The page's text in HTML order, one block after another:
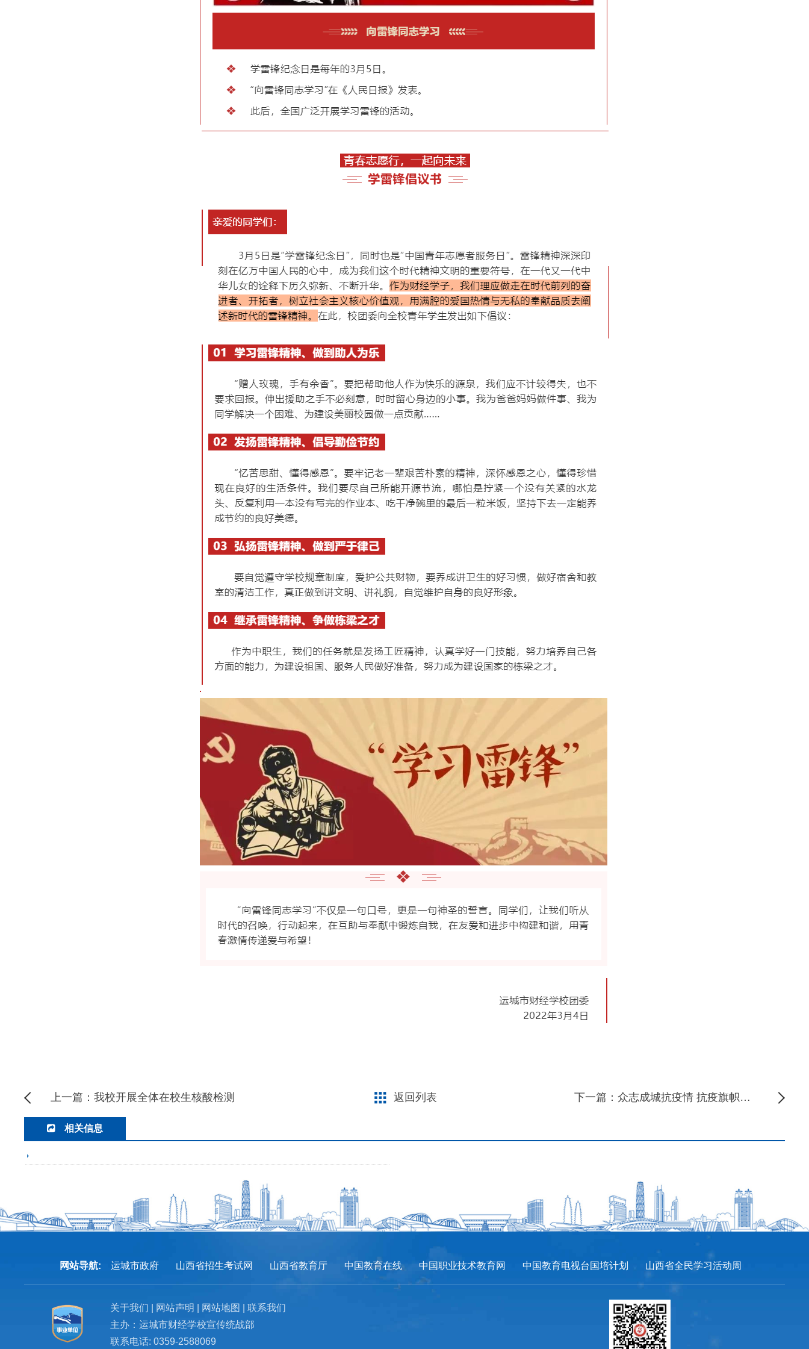
上一篇：我校开展全体在校生核酸检测 下一篇：众志成城抗疫情 抗疫旗帜显担当——我校组织党员志愿者参加社区
返回列表
相关信息
网站导航: 运城市政府 山西省招生考试网 山西省教育厅 中国教育在线 中国职业技术教育网 中国教育电视台国培计划 山西省全民学习活动周
关于我们 | 网站声明 | 网站地图 | 联系我们
主办：运城市财经学校宣传统战部
联系电话: 0359-2588069